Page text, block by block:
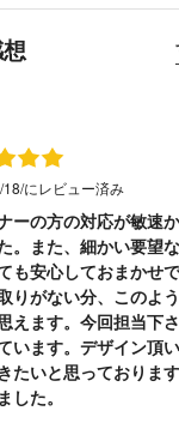
にレビュー済み
ーの方の対応が敏速
。また、細かい要望
も安心しておまかせ
りがない分、このよ
えます。今回担当下
います。デザイン頂
たいと思っておりま
した。